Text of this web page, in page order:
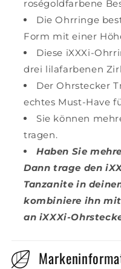
roségoldfarbene
Die Ohrringe
Form mit einer
Diese iXXXi-
drei lilafarbenen
Der Ohrstecker
echtes Must-Have
Sie können
tragen.
Haben Sie
Dann trage den
Tanzanite in
kombiniere ihn
an iXXXi-